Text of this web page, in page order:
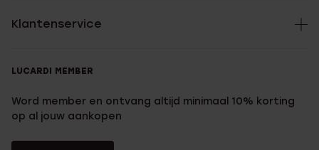
Klantenservice
LUCARDI MEMBER
Word member en ontvang altijd minimaal 10% korting
op al jouw aankopen